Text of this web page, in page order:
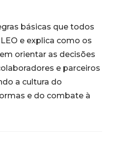
básicas que todos
e explica como os
orientar as decisões
e parceiros
a cultura do
e do combate à